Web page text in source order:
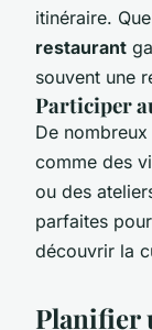
itinéraire.
restaurant
souvent une
Participer
De nombreux
comme des
ou des
parfaites
découvrir la
Planifier